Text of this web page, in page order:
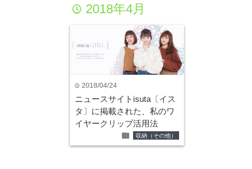
time 2018年4月
time 2018/04/24
ニュースサイトisuta〔イス
タ〕に掲載された、私のワ
イヤークリップ活用法
folder 収納（その他）